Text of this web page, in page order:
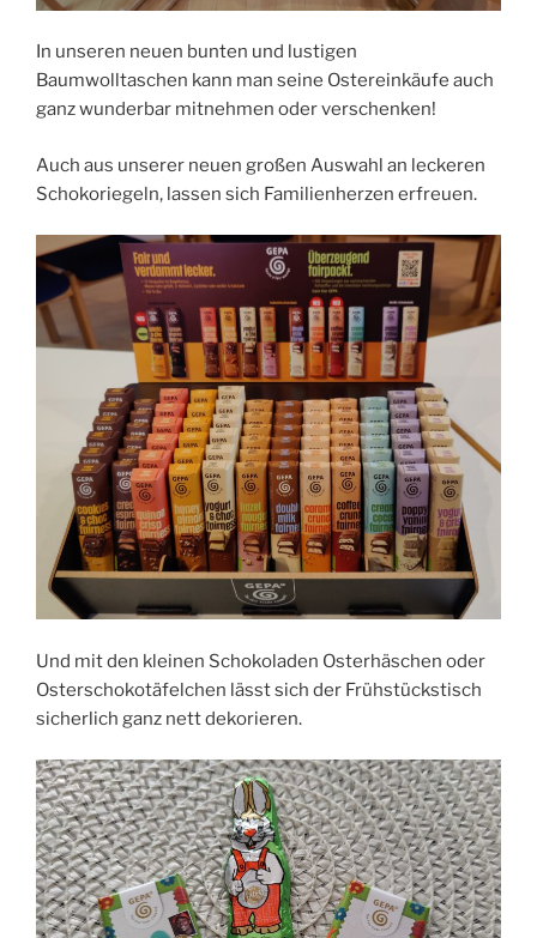
In unseren neuen bunten und lustigen
Baumwolltaschen kann man seine Ostereinkäufe auch
ganz wunderbar mitnehmen oder verschenken!
Auch aus unserer neuen großen Auswahl an leckeren
Schokoriegeln, lassen sich Familienherzen erfreuen.
Und mit den kleinen Schokoladen Osterhäschen oder
Osterschokotäfelchen lässt sich der Frühstückstisch
sicherlich ganz nett dekorieren.